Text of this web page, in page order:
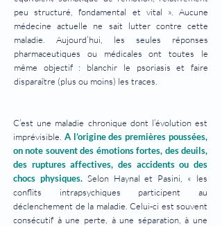
peu structuré, fondamental et vital ». Aucune
médecine actuelle ne sait lutter contre cette
maladie. Aujourd’hui, les seules réponses
pharmaceutiques ou médicales ont toutes le
même objectif : blanchir le psoriasis et faire
disparaître (plus ou moins) les traces.
C’est une maladie chronique dont l’évolution est
imprévisible. A l’origine des premières poussées,
on note souvent des émotions fortes, des deuils,
des ruptures affectives, des accidents ou des
chocs physiques.Selon Haynal et Pasini, « les
conflits intrapsychiques participent au
déclenchement de la maladie. Celui-ci est souvent
consécutif à une perte, à une séparation, à une